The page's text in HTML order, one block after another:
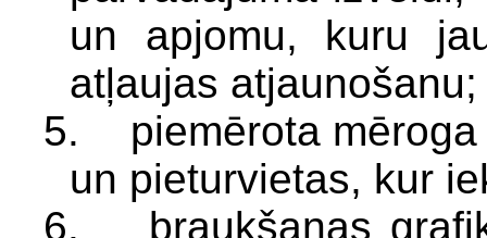
un apjomu, kuru
atļaujas atjaunošanu;
5. piemērota mēroga
un pieturvietas, kur
6. braukšanas